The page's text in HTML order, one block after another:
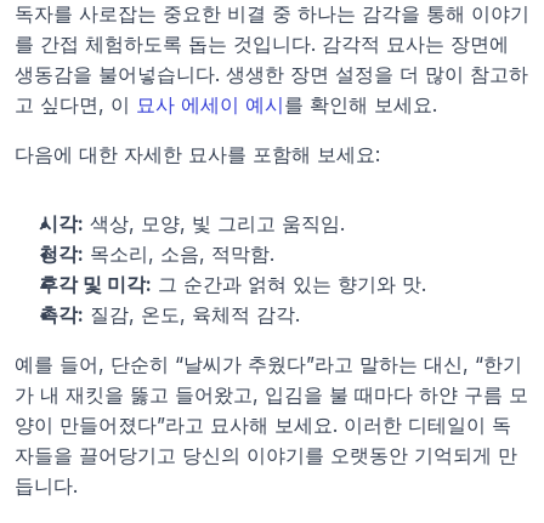
독자를 사로잡는 중요한 비결 중 하나는 감각을 통해 이야기
를 간접 체험하도록 돕는 것입니다. 감각적 묘사는 장면에
생동감을 불어넣습니다. 생생한 장면 설정을 더 많이 참고하
고 싶다면, 이 묘사 에세이 예시를 확인해 보세요.
다음에 대한 자세한 묘사를 포함해 보세요:
시각: 색상, 모양, 빛 그리고 움직임.
청각: 목소리, 소음, 적막함.
후각 및 미각: 그 순간과 얽혀 있는 향기와 맛.
촉각: 질감, 온도, 육체적 감각.
예를 들어, 단순히 “날씨가 추웠다”라고 말하는 대신, “한기
가 내 재킷을 뚫고 들어왔고, 입김을 불 때마다 하얀 구름 모
양이 만들어졌다”라고 묘사해 보세요. 이러한 디테일이 독
자들을 끌어당기고 당신의 이야기를 오랫동안 기억되게 만
듭니다.